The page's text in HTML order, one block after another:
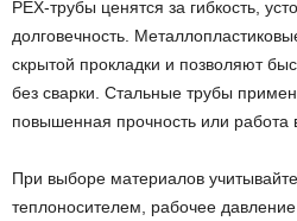
PEX-трубы ценятся за гибкость,
долговечность.
скрытой прокладки и позволяют
без сварки. Стальные трубы
повышенная прочность или работа
При выборе материалов
теплоносителем, рабочее